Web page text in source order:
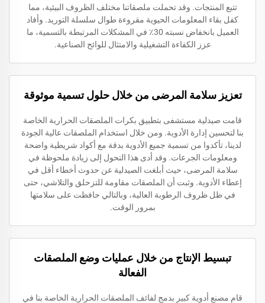
تتبع المنتجات. وقد تحملت ملصقاتنا مختلف الظروف البيئية، مما
كفل بقاء المعلومات الحيوية مقروءة طوال سلسلة التوريد. وأفاد
العميل بانخفاض نسبته 30٪ في المشكلات المرتبطة بالتسمية، ما
عزز الكفاءة التشغيلية والامتثال للوائح الصناعية.
تعزيز سلامة المرضى من خلال حلول تسمية موثوقة
قامت صيدلية مستشفى بتطبيق بكرات الملصقات الحرارية الخاصة
بنا لتحسين إدارة الأدوية. ومن خلال استخدام الملصقات عالية الجودة
لدينا، تأكدوا من تسمية جميع الأدوية بدقة مع أكواد شريطية واضحة
ومعلومات الجرعات. وقد أدى هذا التحول إلى زيادة ملحوظة في
سلامة المرضى، حيث أبلغت الصيدلية عن حدوث أخطاء أقل في
إعطاء الأدوية. وثبت أن الملصقات مقاومة للتزحلق والتلاشي، حتى
في ظل ظروف الرطوبة العالية، وبالتالي حافظت على سلامتها
بمرور الوقت.
تبسيط الإنتاج من خلال عمليات وضع الملصقات
الفعالة
قام مصنع أدوية كبير بدمج لفائف الملصقات الحرارية الخاصة بنا في